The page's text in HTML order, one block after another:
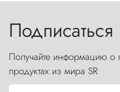
Получайте информацию о
продуктах из мира SR